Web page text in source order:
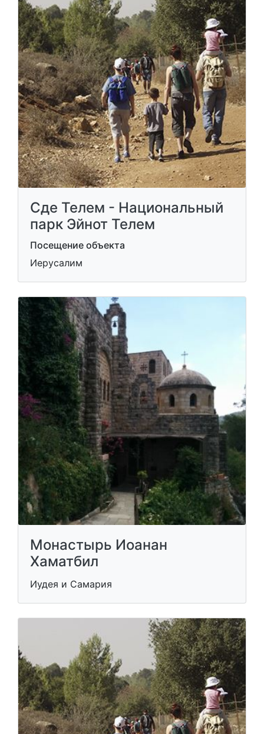
Сде Телем - Национальный
парк Эйнот Телем
Посещение объекта
Иерусалим
Монастырь Иоанан
Хаматбил
Иудея и Самария